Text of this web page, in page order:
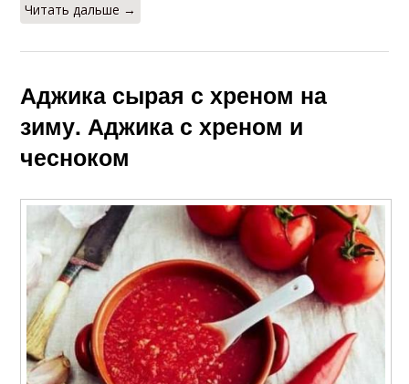
Читать дальше →
Аджика сырая с хреном на
зиму. Аджика с хреном и
чесноком